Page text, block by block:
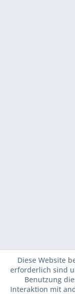
Diese Website
erforderlich sind
Benutzung
Interaktion mit